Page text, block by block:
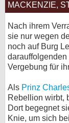
MACKENZIE,
Nach ihrem
sie nur wegen
noch auf Burg
Vergebung für
Als Prinz
Rebellion wirbt,
Dort begegnet
Knie, um sich